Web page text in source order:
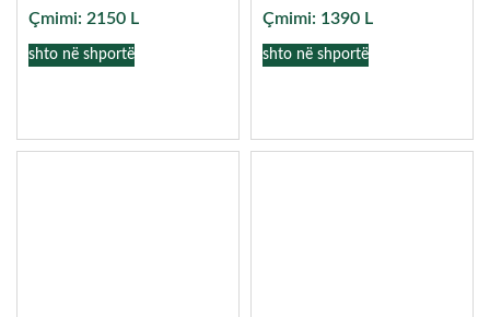
Çmimi: 2150 L
shto në shportë
Çmimi: 1390 L
shto në shportë